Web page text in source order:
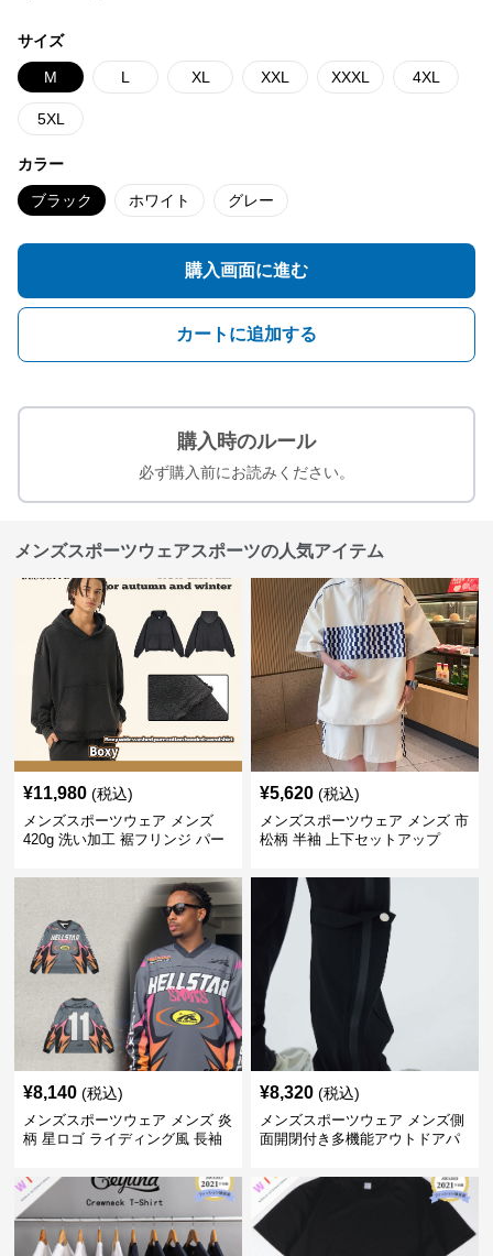
サイズ
M L XL XXL XXXL 4XL
5XL
カラー
ブラック ホワイト グレー
購入画面に進む
カートに追加する
購入時のルール
必ず購入前にお読みください。
メンズスポーツウェアスポーツの人気アイテム
¥11,980 (税込)
メンズスポーツウェア メンズ
420g 洗い加工 裾フリンジ パー
¥5,620 (税込)
メンズスポーツウェア メンズ 市
松柄 半袖 上下セットアップ
¥8,140 (税込)
メンズスポーツウェア メンズ 炎
柄 星ロゴ ライディング風 長袖
¥8,320 (税込)
メンズスポーツウェア メンズ側
面開閉付き多機能アウトドアパ